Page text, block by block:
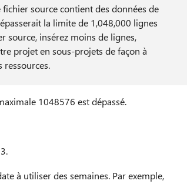
source contient des données de
la limite de 1,048,000 lignes
source, insérez moins de lignes,
projet en sous-projets de façon à
ressources.
1048576 est dépassé.
à utiliser des semaines. Par exemple,